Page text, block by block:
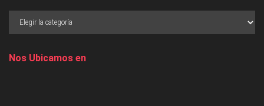
Nos Ubicamos en